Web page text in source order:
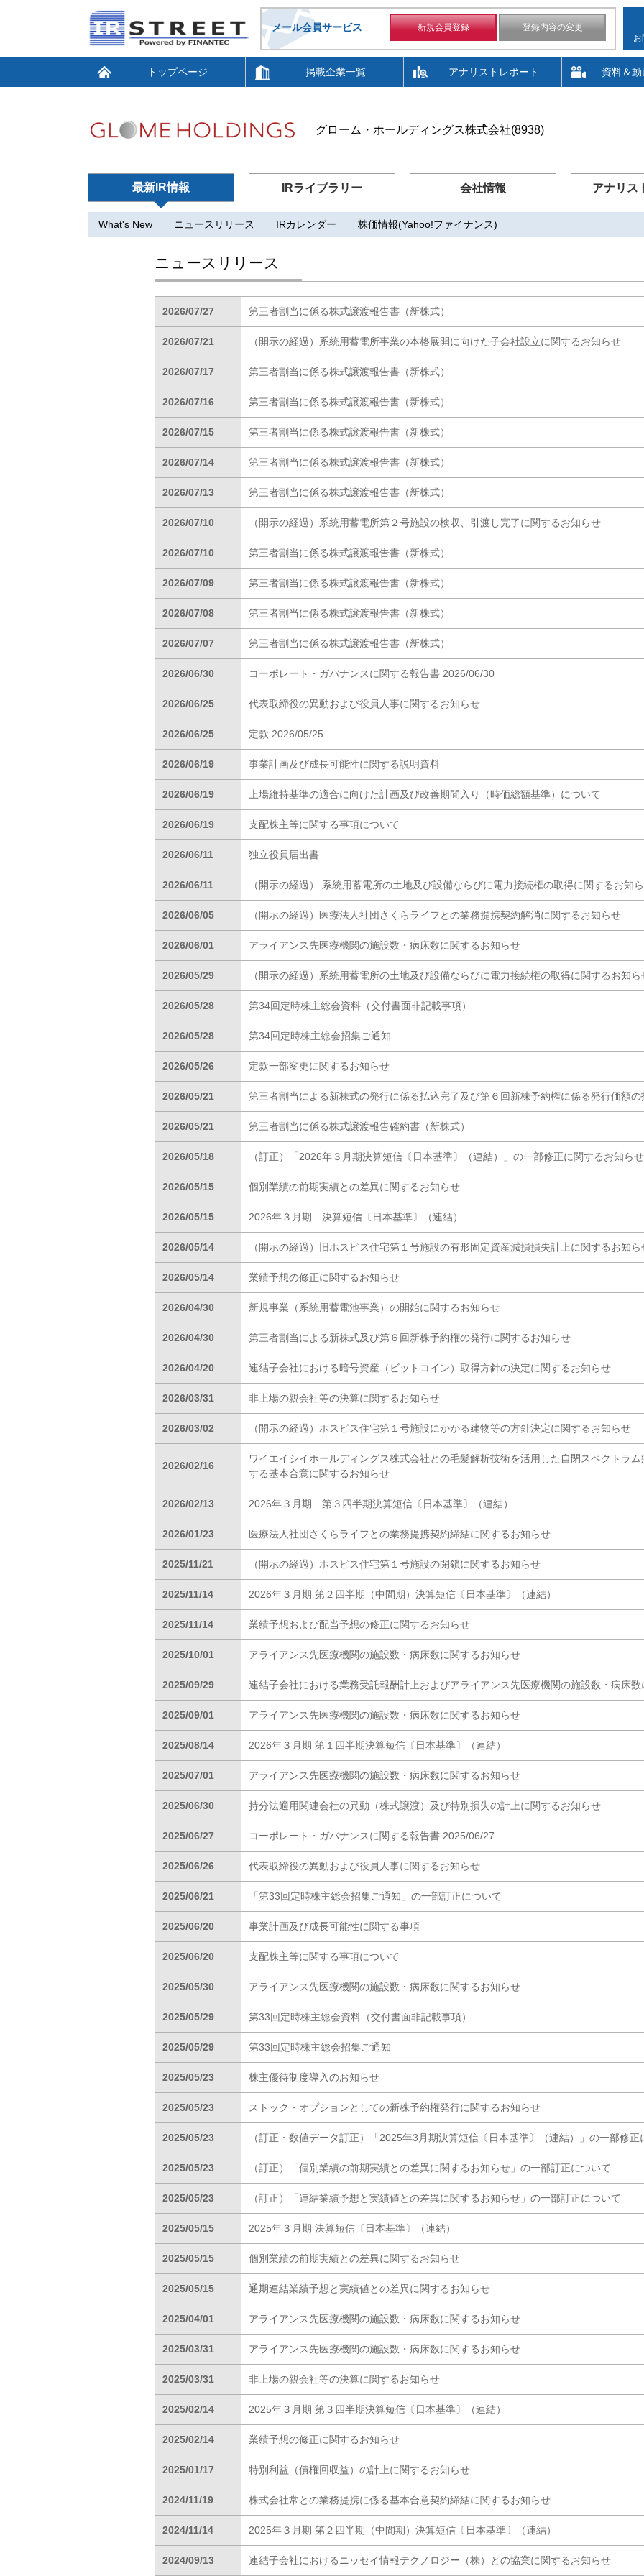
メール会員サービス 新規会員登録
登録内容の変更
お
トップページ 掲載企業一覧 アナリストレポート 資料＆
グローム・ホールディングス株式会社(8938)
最新IR情報 IRライブラリー 会社情報 アナリス
What's New ニュースリリース IRカレンダー 株価情報(Yahoo!ファイナンス)
ニュースリリース
2026/07/27 第三者割当に係る株式譲渡報告書（新株式）
2026/07/21 （開示の経過）系統用蓄電所事業の本格展開に向けた子会社設立に関するお知らせ
2026/07/17 第三者割当に係る株式譲渡報告書（新株式）
2026/07/16 第三者割当に係る株式譲渡報告書（新株式）
2026/07/15 第三者割当に係る株式譲渡報告書（新株式）
2026/07/14 第三者割当に係る株式譲渡報告書（新株式）
2026/07/13 第三者割当に係る株式譲渡報告書（新株式）
2026/07/10 （開示の経過）系統用蓄電所第２号施設の検収、引渡し完了に関するお知らせ
2026/07/10 第三者割当に係る株式譲渡報告書（新株式）
2026/07/09 第三者割当に係る株式譲渡報告書（新株式）
2026/07/08 第三者割当に係る株式譲渡報告書（新株式）
2026/07/07 第三者割当に係る株式譲渡報告書（新株式）
2026/06/30 コーポレート・ガバナンスに関する報告書 2026/06/30
2026/06/25 代表取締役の異動および役員人事に関するお知らせ
2026/06/25 定款 2026/05/25
2026/06/19 事業計画及び成長可能性に関する説明資料
2026/06/19 上場維持基準の適合に向けた計画及び改善期間入り（時価総額基準）について
2026/06/19 支配株主等に関する事項について
2026/06/11 独立役員届出書
2026/06/11 （開示の経過） 系統用蓄電所の土地及び設備ならびに電力接続権の取得に関するお知ら
2026/06/05 （開示の経過）医療法人社団さくらライフとの業務提携契約解消に関するお知らせ
2026/06/01 アライアンス先医療機関の施設数・病床数に関するお知らせ
2026/05/29 （開示の経過）系統用蓄電所の土地及び設備ならびに電力接続権の取得に関するお知ら
2026/05/28 第34回定時株主総会資料（交付書面非記載事項）
2026/05/28 第34回定時株主総会招集ご通知
2026/05/26 定款一部変更に関するお知らせ
2026/05/21 第三者割当による新株式の発行に係る払込完了及び第６回新株予約権に係る発行価額
2026/05/21 第三者割当に係る株式譲渡報告確約書（新株式）
2026/05/18 （訂正）「2026年３月期決算短信〔日本基準〕（連結）」の一部修正に関するお知らせ
2026/05/15 個別業績の前期実績との差異に関するお知らせ
2026/05/15 2026年３月期 決算短信〔日本基準〕（連結）
2026/05/14 （開示の経過）旧ホスピス住宅第１号施設の有形固定資産減損損失計上に関するお知ら
2026/05/14 業績予想の修正に関するお知らせ
2026/04/30 新規事業（系統用蓄電池事業）の開始に関するお知らせ
2026/04/30 第三者割当による新株式及び第６回新株予約権の発行に関するお知らせ
2026/04/20 連結子会社における暗号資産（ビットコイン）取得方針の決定に関するお知らせ
2026/03/31 非上場の親会社等の決算に関するお知らせ
2026/03/02 （開示の経過）ホスピス住宅第１号施設にかかる建物等の方針決定に関するお知らせ
2026/02/16
ワイエイシイホールディングス株式会社との毛髪解析技術を活用した自閉スペクトラ
する基本合意に関するお知らせ
2026/02/13 2026年３月期 第３四半期決算短信〔日本基準〕（連結）
2026/01/23 医療法人社団さくらライフとの業務提携契約締結に関するお知らせ
2025/11/21 （開示の経過）ホスピス住宅第１号施設の閉鎖に関するお知らせ
2025/11/14 2026年３月期 第２四半期（中間期）決算短信〔日本基準〕（連結）
2025/11/14 業績予想および配当予想の修正に関するお知らせ
2025/10/01 アライアンス先医療機関の施設数・病床数に関するお知らせ
2025/09/29 連結子会社における業務受託報酬計上およびアライアンス先医療機関の施設数・病床
2025/09/01 アライアンス先医療機関の施設数・病床数に関するお知らせ
2025/08/14 2026年３月期 第１四半期決算短信〔日本基準〕（連結）
2025/07/01 アライアンス先医療機関の施設数・病床数に関するお知らせ
2025/06/30 持分法適用関連会社の異動（株式譲渡）及び特別損失の計上に関するお知らせ
2025/06/27 コーポレート・ガバナンスに関する報告書 2025/06/27
2025/06/26 代表取締役の異動および役員人事に関するお知らせ
2025/06/21 「第33回定時株主総会招集ご通知」の一部訂正について
2025/06/20 事業計画及び成長可能性に関する事項
2025/06/20 支配株主等に関する事項について
2025/05/30 アライアンス先医療機関の施設数・病床数に関するお知らせ
2025/05/29 第33回定時株主総会資料（交付書面非記載事項）
2025/05/29 第33回定時株主総会招集ご通知
2025/05/23 株主優待制度導入のお知らせ
2025/05/23 ストック・オプションとしての新株予約権発行に関するお知らせ
2025/05/23 （訂正・数値データ訂正）「2025年3月期決算短信〔日本基準〕（連結）」の一部修正
2025/05/23 （訂正）「個別業績の前期実績との差異に関するお知らせ」の一部訂正について
2025/05/23 （訂正）「連結業績予想と実績値との差異に関するお知らせ」の一部訂正について
2025/05/15 2025年３月期 決算短信〔日本基準〕（連結）
2025/05/15 個別業績の前期実績との差異に関するお知らせ
2025/05/15 通期連結業績予想と実績値との差異に関するお知らせ
2025/04/01 アライアンス先医療機関の施設数・病床数に関するお知らせ
2025/03/31 アライアンス先医療機関の施設数・病床数に関するお知らせ
2025/03/31 非上場の親会社等の決算に関するお知らせ
2025/02/14 2025年３月期 第３四半期決算短信〔日本基準〕（連結）
2025/02/14 業績予想の修正に関するお知らせ
2025/01/17 特別利益（債権回収益）の計上に関するお知らせ
2024/11/19 株式会社常との業務提携に係る基本合意契約締結に関するお知らせ
2024/11/14 2025年３月期 第２四半期（中間期）決算短信〔日本基準〕（連結）
2024/09/13 連結子会社におけるニッセイ情報テクノロジー（株）との協業に関するお知らせ